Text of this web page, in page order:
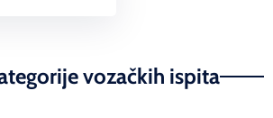
vozačkih ispita